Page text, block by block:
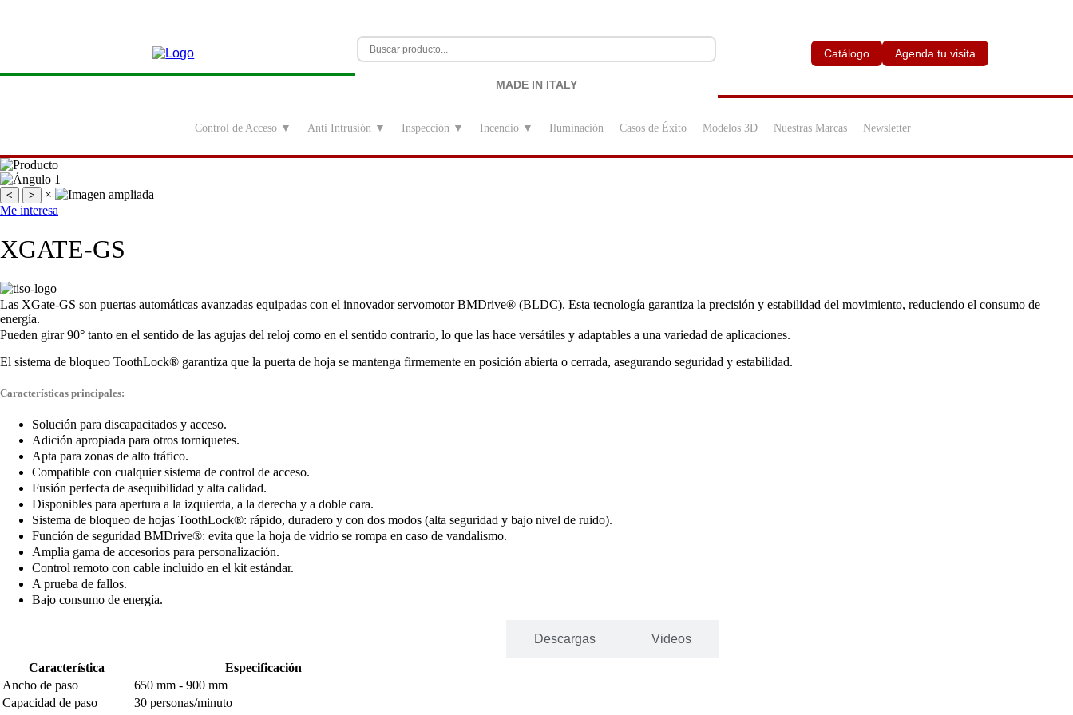
MADE IN ITALY
Catálogo Agenda tu visita
Control de Acceso ▼ Anti Intrusión ▼ Inspección ▼ Incendio ▼ Iluminación Casos de Éxito Modelos 3D Nuestras Marcas Newsletter
< >
×
Me interesa
XGATE-GS
Las XGate-GS son puertas automáticas avanzadas equipadas con el innovador servomotor BMDrive® (BLDC). Esta tecnología garantiza la precisión y estabilidad del movimiento, reduciendo el consumo de
energía.
Pueden girar 90° tanto en el sentido de las agujas del reloj como en el sentido contrario, lo que las hace versátiles y adaptables a una variedad de aplicaciones.
El sistema de bloqueo ToothLock® garantiza que la puerta de hoja se mantenga firmemente en posición abierta o cerrada, asegurando seguridad y estabilidad.
Características principales:
Solución para discapacitados y acceso.
Adición apropiada para otros torniquetes.
Apta para zonas de alto tráfico.
Compatible con cualquier sistema de control de acceso.
Fusión perfecta de asequibilidad y alta calidad.
Disponibles para apertura a la izquierda, a la derecha y a doble cara.
Sistema de bloqueo de hojas ToothLock®: rápido, duradero y con dos modos (alta seguridad y bajo nivel de ruido).
Función de seguridad BMDrive®: evita que la hoja de vidrio se rompa en caso de vandalismo.
Amplia gama de accesorios para personalización.
Control remoto con cable incluido en el kit estándar.
A prueba de fallos.
Bajo consumo de energía.
Descargas Videos
Característica
Especificación
Ancho de paso
650 mm - 900 mm
Capacidad de paso
30 personas/minuto